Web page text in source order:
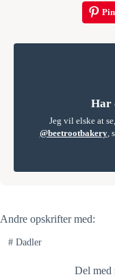
Pin
Har
Jeg vil elske at
@beetrootbakery,
Andre opskrifter med:
#Dadler
Del med